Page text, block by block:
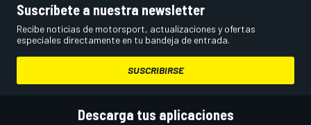
Suscríbete a nuestra newsletter
Recibe noticias de motorsport, actualizaciones y ofertas
especiales directamente en tu bandeja de entrada.
SUSCRIBIRSE
Descarga tus aplicaciones